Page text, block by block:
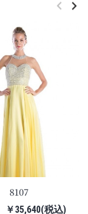
8107
￥35,640(税込)